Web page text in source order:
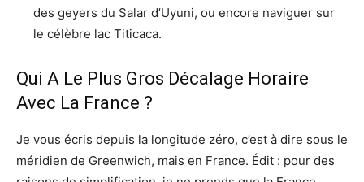
des geyers du Salar d’Uyuni, ou encore naviguer sur
le célèbre lac Titicaca.
Qui A Le Plus Gros Décalage Horaire
Avec La France ?
Je vous écris depuis la longitude zéro, c’est à dire sous le
méridien de Greenwich, mais en France. Édit : pour des